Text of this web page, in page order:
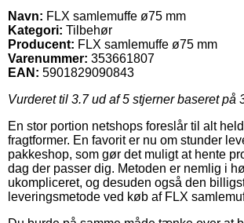
Navn: FLX samlemuffe ø75 mm
Kategori: Tilbehør
Producent: FLX samlemuffe ø75 mm
Varenummer: 353661807
EAN: 5901829090843
Vurderet til 3.7ud af 5 stjerner baseret på
En stor portion netshops foreslår til alt
fragtformer. En favorit er nu om stunder
pakkeshop, som gør det muligt at hente
dag der passer dig. Metoden er nemlig i
ukompliceret, og desuden også den
leveringsmetode ved køb af FLX